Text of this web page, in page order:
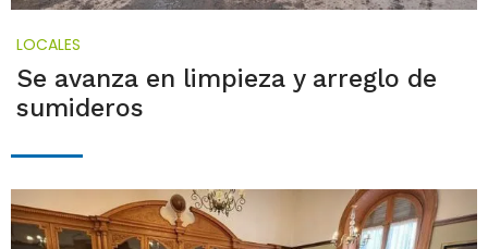
LOCALES
Se avanza en limpieza y arreglo de
sumideros